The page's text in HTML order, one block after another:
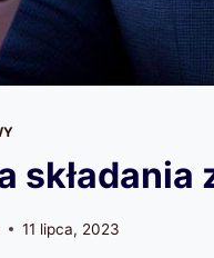
11 lipca, 2023